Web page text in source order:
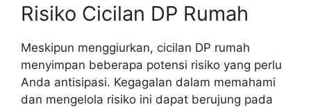
Risiko Cicilan DP Rumah
Meskipun menggiurkan, cicilan DP rumah
menyimpan beberapa potensi risiko yang perlu
Anda antisipasi. Kegagalan dalam memahami
dan mengelola risiko ini dapat berujung pada